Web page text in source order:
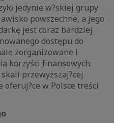
jedynie w?skiej grupy
powszechne, a jego
jest coraz bardziej
dostępu do
zorganizowane i
korzyści finansowych.
przewyższaj?cej
w Polsce treści